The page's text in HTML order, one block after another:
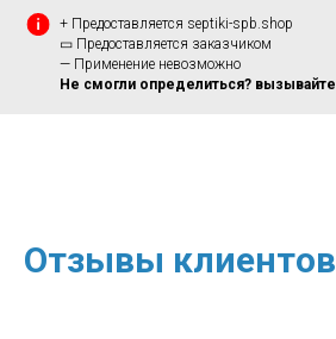
+ Предоставляется septiki-spb.shop
▭ Предоставляется заказчиком
— Применение невозможно
Не смогли определиться? вызывайте
Отзывы клиентов